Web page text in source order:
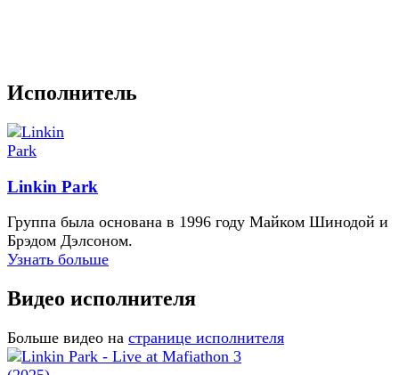
Исполнитель
Linkin Park
Группа была основана в 1996 году Майком Шинодой и
Брэдом Дэлсоном.
Узнать больше
Видео исполнителя
Больше видео на странице исполнителя